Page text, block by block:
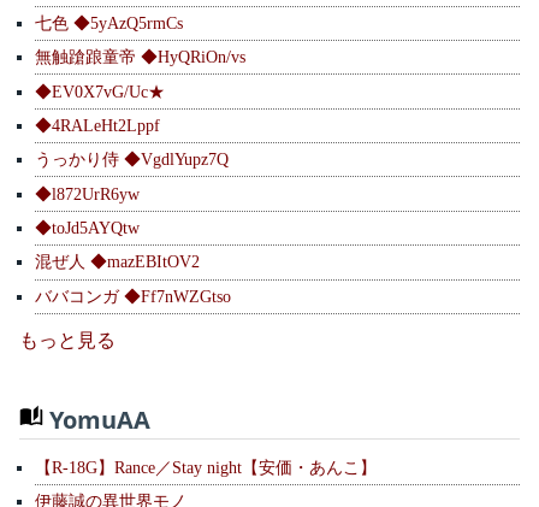
七色 ◆5yAzQ5rmCs
無触蹌踉童帝 ◆HyQRiOn/vs
◆EV0X7vG/Uc★
◆4RALeHt2Lppf
うっかり侍 ◆VgdlYupz7Q
◆l872UrR6yw
◆toJd5AYQtw
混ぜ人 ◆mazEBItOV2
ババコンガ ◆Ff7nWZGtso
もっと見る
YomuAA
【R-18G】Rance／Stay night【安価・あんこ】
伊藤誠の異世界モノ